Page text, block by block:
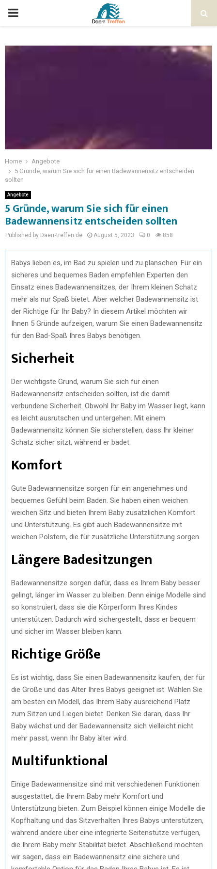
Home
Angebote
5 Gründe, warum Sie sich für einen Badewannensitz entscheiden
sollten
Angebote
5 Gründe, warum Sie sich für einen
Badewannensitz entscheiden sollten
Published by Daerr-treffen.de August 5, 2023 0 858
Babys lieben es, im Bad zu spielen und zu planschen. Für ein
sicheres und bequemes Baden empfehlen Experten den
Einsatz eines Badewannensitzes, der Ihrem kleinen Schatz
mehr als nur Spaß bietet. Aber welcher Badewannensitz ist
der Richtige für Ihr Baby? In diesem Artikel möchten wir
Ihnen 5 Gründe aufzeigen, warum Sie einen Badewannensitz
für den Bad-Spaß Ihres Babys benötigen.
Sicherheit
Der wichtigste Grund, warum Sie sich für einen
Badewannensitz entscheiden sollten, ist die damit
verbundene Sicherheit. Obwohl Ihr Baby im Wasser liegt, kann
es leicht ausrutschen und untergehen. Mit einem
Badewannensitz können Sie sicherstellen, dass Ihr kleiner
Schatz sicher sitzt, während er badet.
Komfort
Gute Badewannensitze sorgen für ein angenehmes und
bequemes Gefühl beim Baden. Sie haben einen weichen
weichen Sitz und bieten Ihrem Baby zusätzlichen Komfort
und Unterstützung. Es gibt auch Badewannensitze mit
weichen Polstern, die für zusätzliche Unterstützung sorgen.
Längere Badesitzungen
Badewannensitze sorgen dafür, dass es Ihrem Baby besser
gelingt, länger im Wasser zu bleiben. Denn einige Modelle sind
so konstruiert, dass sie die Körperform Ihres Kindes
unterstützen. Dadurch wird sichergestellt, dass er bequem
und sicher im Wasser bleiben kann.
Richtige Größe
Es ist wichtig, dass Sie einen Badewannensitz kaufen, der für
die Größe und das Alter Ihres Babys geeignet ist. Wählen Sie
am besten ein Modell, das Ihrem Baby ausreichend Platz
zum Sitzen und Liegen bietet. Denken Sie daran, dass Ihr
Baby wächst und der Badewannensitz sich vielleicht nicht
mehr passt, wenn Ihr Baby älter wird.
Multifunktional
Einige Badewannensitze sind mit verschiedenen Funktionen
ausgestattet, die Ihrem Baby mehr Komfort und
Unterstützung bieten. Zum Beispiel können einige Modelle die
Kopfhaltung und das Sitzverhalten Ihres Babys unterstützen,
während andere über eine integrierte Seitenstütze verfügen,
die Ihrem Baby mehr Stabilität bietet. Abschließend möchten
wir sagen, dass ein Badewannensitz eine sichere und